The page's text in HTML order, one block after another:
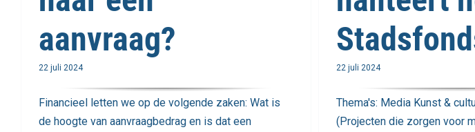
aanvraag?
22 juli 2024
Financieel letten we op de volgende zaken: Wat is
de hoogte van aanvraagbedrag en is dat een
22 juli 2024
Thema's: Media Kunst &
(Projecten die zorgen voor